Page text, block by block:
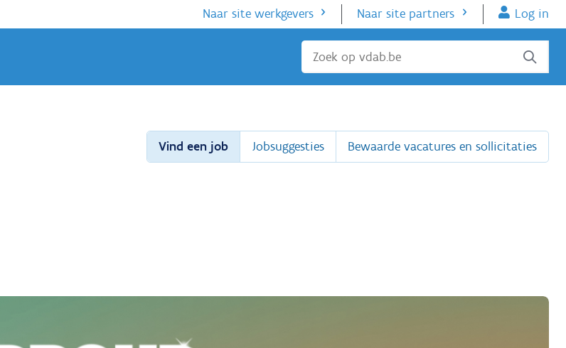
Naar site werkgevers Naar site partners Log in
Sluiten
Vind een job Jobsuggesties Bewaarde vacatures en sollicitaties